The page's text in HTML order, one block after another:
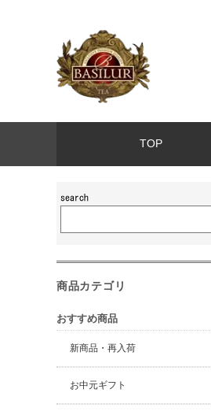
TOP
商品カテゴリ
おすすめ商品
新商品・再入荷
お中元ギフト